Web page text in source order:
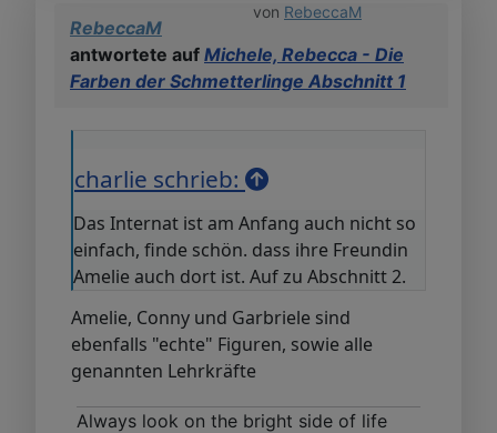
von RebeccaM
RebeccaM
antwortete auf Michele, Rebecca - Die
Farben der Schmetterlinge Abschnitt 1
charlie schrieb:
Das Internat ist am Anfang auch nicht so
einfach, finde schön. dass ihre Freundin
Amelie auch dort ist. Auf zu Abschnitt 2.
Amelie, Conny und Garbriele sind
ebenfalls "echte" Figuren, sowie alle
genannten Lehrkräfte
Always look on the bright side of life